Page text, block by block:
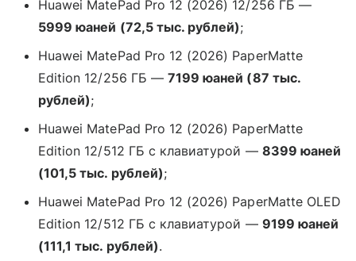
Huawei MatePad Pro 12 (2026) 12/256 ГБ —
5999 юаней (72,5 тыс. рублей);
Huawei MatePad Pro 12 (2026) PaperMatte
Edition 12/256 ГБ — 7199 юаней (87 тыс.
рублей);
Huawei MatePad Pro 12 (2026) PaperMatte
Edition 12/512 ГБ с клавиатурой — 8399 юаней
(101,5 тыс. рублей);
Huawei MatePad Pro 12 (2026) PaperMatte OLED
Edition 12/512 ГБ с клавиатурой — 9199 юаней
(111,1 тыс. рублей).